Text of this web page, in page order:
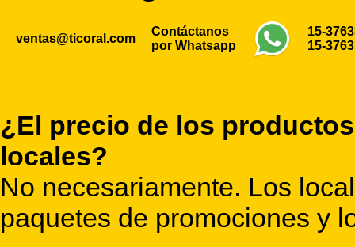
ventas@ticoral.com
Contáctanos
por Whatsapp
15-
15-
¿El precio de los
locales?
No necesariamente. Los
paquetes de promociones y